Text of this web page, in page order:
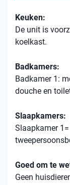
Keuken:
De unit is
koelkast.
Badkamers:
Badkamer 1:
douche en
Slaapkamers:
Slaapkamer
Goed om te
Geen